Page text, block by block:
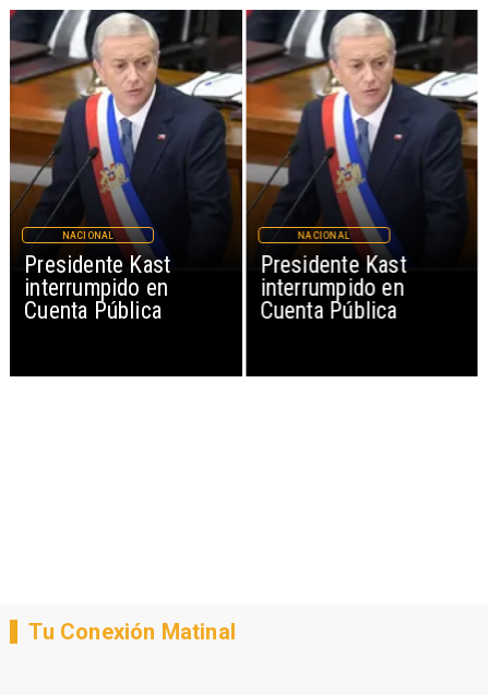
Presidente Kast
interrumpido en
Cuenta Pública
NACIONAL
Presidente Kast
interrumpido en
Cuenta Pública
NACIONAL
Tu Conexión Matinal